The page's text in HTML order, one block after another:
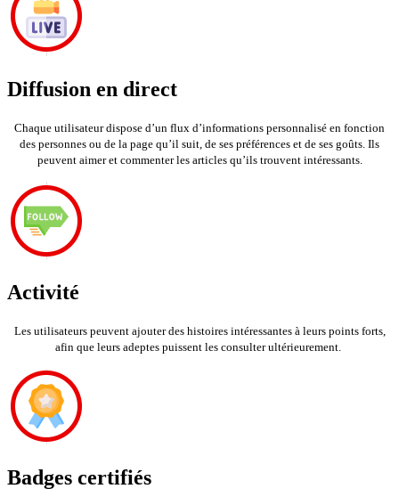
Diffusion en direct
Chaque utilisateur dispose d’un flux d’informations personnalisé en fonction
des personnes ou de la page qu’il suit, de ses préférences et de ses goûts. Ils
peuvent aimer et commenter les articles qu’ils trouvent intéressants.
Activité
Les utilisateurs peuvent ajouter des histoires intéressantes à leurs points forts,
afin que leurs adeptes puissent les consulter ultérieurement.
Badges certifiés